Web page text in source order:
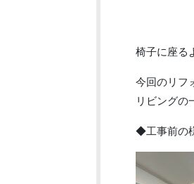
椅子に座る
今回のリフ
リビングの
◆工事前の